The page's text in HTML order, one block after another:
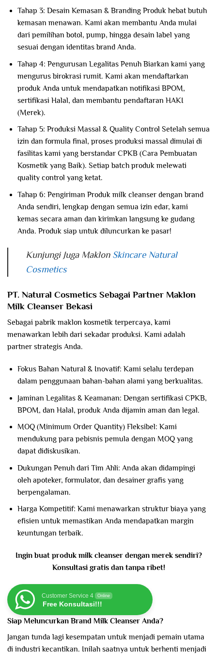
Tahap 3: Desain Kemasan & Branding Produk hebat butuh
kemasan menawan. Kami akan membantu Anda mulai
dari pemilihan botol, pump, hingga desain label yang
sesuai dengan identitas brand Anda.
Tahap 4: Pengurusan Legalitas Penuh Biarkan kami yang
mengurus birokrasi rumit. Kami akan mendaftarkan
produk Anda untuk mendapatkan notifikasi BPOM,
sertifikasi Halal, dan membantu pendaftaran HAKI
(Merek).
Tahap 5: Produksi Massal & Quality Control Setelah semua
izin dan formula final, proses produksi massal dimulai di
fasilitas kami yang berstandar CPKB (Cara Pembuatan
Kosmetik yang Baik). Setiap batch produk melewati
quality control yang ketat.
Tahap 6: Pengiriman Produk milk cleanser dengan brand
Anda sendiri, lengkap dengan semua izin edar, kami
kemas secara aman dan kirimkan langsung ke gudang
Anda. Produk siap untuk diluncurkan ke pasar!
Kunjungi Juga Maklon Skincare Natural
Cosmetics
PT. Natural Cosmetics Sebagai Partner Maklon
Milk Cleanser Bekasi
Sebagai pabrik maklon kosmetik terpercaya, kami
menawarkan lebih dari sekadar produksi. Kami adalah
partner strategis Anda.
Fokus Bahan Natural & Inovatif: Kami selalu terdepan
dalam penggunaan bahan-bahan alami yang berkualitas.
Jaminan Legalitas & Keamanan: Dengan sertifikasi CPKB,
BPOM, dan Halal, produk Anda dijamin aman dan legal.
MOQ (Minimum Order Quantity) Fleksibel: Kami
mendukung para pebisnis pemula dengan MOQ yang
dapat didiskusikan.
Dukungan Penuh dari Tim Ahli: Anda akan didampingi
oleh apoteker, formulator, dan desainer grafis yang
berpengalaman.
Harga Kompetitif: Kami menawarkan struktur biaya yang
efisien untuk memastikan Anda mendapatkan margin
keuntungan terbaik.
Ingin buat produk milk cleanser dengan merek sendiri?
Konsultasi gratis dan tanpa ribet!
Customer Service 4 Online
Free Konsultasi!!!
Siap Meluncurkan Brand Milk Cleanser Anda?
Jangan tunda lagi kesempatan untuk menjadi pemain utama
di industri kecantikan. Inilah saatnya untuk berhenti menjadi